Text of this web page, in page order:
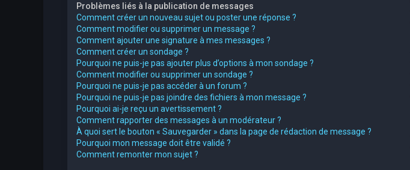
Problèmes liés à la publication de messages
Comment créer un nouveau sujet ou poster une réponse ?
Comment modifier ou supprimer un message ?
Comment ajouter une signature à mes messages ?
Comment créer un sondage ?
Pourquoi ne puis-je pas ajouter plus d’options à mon sondage ?
Comment modifier ou supprimer un sondage ?
Pourquoi ne puis-je pas accéder à un forum ?
Pourquoi ne puis-je pas joindre des fichiers à mon message ?
Pourquoi ai-je reçu un avertissement ?
Comment rapporter des messages à un modérateur ?
À quoi sert le bouton « Sauvegarder » dans la page de rédaction de message ?
Pourquoi mon message doit être validé ?
Comment remonter mon sujet ?